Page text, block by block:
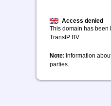
Access denied
This domain has been
TransIP BV.
Note: information
parties.